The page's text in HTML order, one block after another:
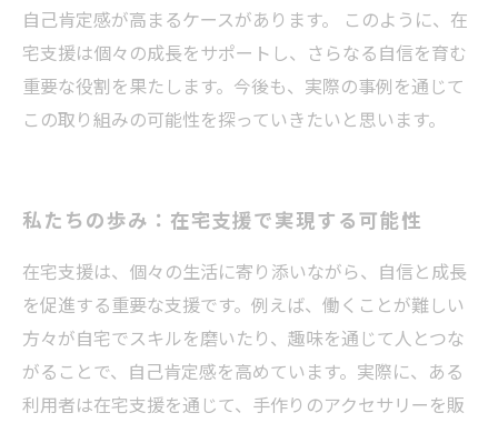
自己肯定感が高まるケースがあります。 このように、在
宅支援は個々の成長をサポートし、さらなる自信を育む
重要な役割を果たします。今後も、実際の事例を通じて
この取り組みの可能性を探っていきたいと思います。
私たちの歩み：在宅支援で実現する可能性
在宅支援は、個々の生活に寄り添いながら、自信と成長
を促進する重要な支援です。例えば、働くことが難しい
方々が自宅でスキルを磨いたり、趣味を通じて人とつな
がることで、自己肯定感を高めています。実際に、ある
利用者は在宅支援を通じて、手作りのアクセサリーを販